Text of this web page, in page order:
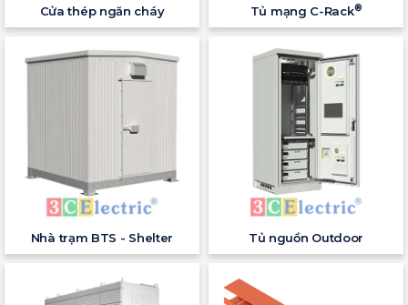
Cửa thép ngăn cháy Tủ mạng C-Rack®
Nhà trạm BTS - Shelter Tủ nguồn Outdoor